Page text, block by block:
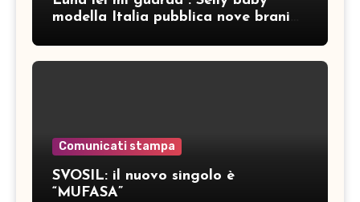
modella Italia pubblica nove brani
Comunicati stampa
SVOSIL: il nuovo singolo è
“MUFASA”